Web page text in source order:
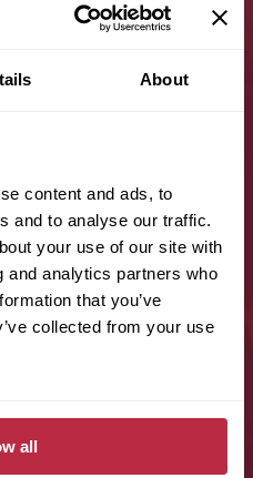
About
content and ads, to
and to analyse our traffic.
your use of our site with
and analytics partners who
that you’ve
collected from your use
all